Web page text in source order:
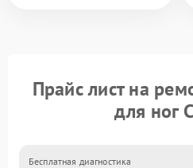
Прайс лист на
для ног
Бесплатная диагностика